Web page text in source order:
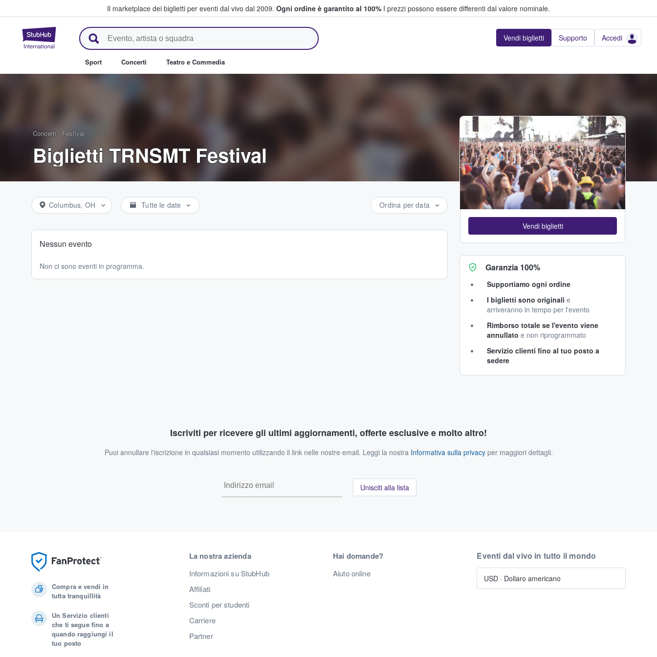
Il marketplace dei biglietti per eventi dal vivo dal 2009. Ogni ordine è garantito al 100% I prezzi possono essere differenti dal valore nominale.
StubHub - Dove i fan comprano e vendono biglietti Vendi biglietti Supporto Accedi
Sport Concerti Teatro e Commedia
Concerti / Festival
Biglietti TRNSMT Festival
Columbus, OH Tutte le date Ordina per data
Nessun evento
Non ci sono eventi in programma.
Adobe Stock
Vendi biglietti
Garanzia 100%
Supportiamo ogni ordine
I biglietti sono originali e
arriveranno in tempo per l'evento
Rimborso totale se l'evento viene
annullato e non riprogrammato
Servizio clienti fino al tuo posto a
sedere
Iscriviti per ricevere gli ultimi aggiornamenti, offerte esclusive e molto altro!
Puoi annullare l'iscrizione in qualsiasi momento utilizzando il link nelle nostre email. Leggi la nostra Informativa sulla privacyper maggiori dettagli.
Unisciti alla lista
Compra e vendi in
tutta tranquillità
Un Servizio clienti
che ti segue fino a
quando raggiungi il
tuo posto
La nostra azienda
Informazioni su StubHub
Affiliati
Sconti per studenti
Carriere
Partner
Hai domande?
Aiuto online
Eventi dal vivo in tutto il mondo
USD · Dollaro americano